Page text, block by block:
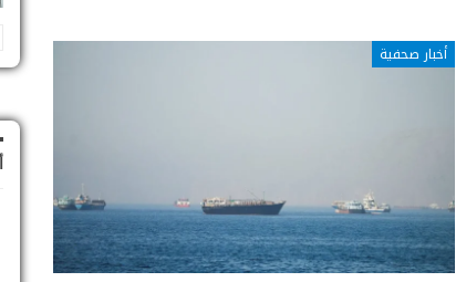
أخبار صحفية